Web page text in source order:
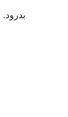
بدرود.